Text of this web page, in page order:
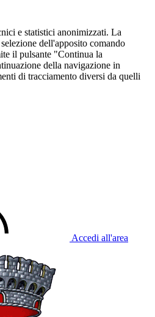
e statistici anonimizzati. La
dell'apposito comando
il pulsante "Continua la
della navigazione in
di tracciamento diversi da quelli
Accedi all'area